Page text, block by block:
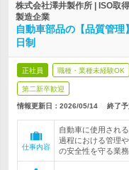
株式会社澤井製作所 | ISO取
製造企業
自動車部品の【品質管
日制
正社員 職種・業種未経験OK
第二新卒歓迎
情報更新日：2026/05/14 終了予
仕事内容
自動車に使用され
過程における管理
の安全性を守る業務